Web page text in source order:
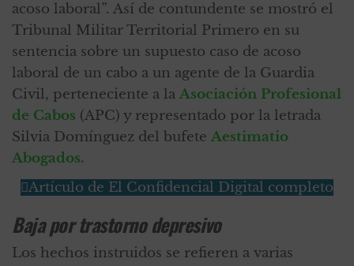
acoso laboral”. Así de contundente se mostró el
Tribunal Militar Territorial Primero en su
sentencia sobre un supuesto caso de acoso
laboral de un cabo a un agente de la Guardia
Civil, perteneciente a la Asociación Profesional
de Cabos (APC) y representado por la letrada
Silvia Domínguez del bufete Aestimatio
Abogados.
Artículo de El Confidencial Digital completo
Baja por trastorno depresivo
Los hechos instruidos se refieren a varias